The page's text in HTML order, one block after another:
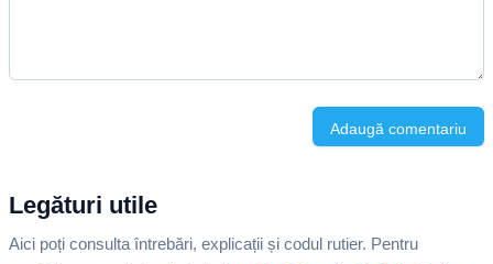
Adaugă comentariu
Legături utile
Aici poți consulta întrebări, explicații și codul rutier. Pentru